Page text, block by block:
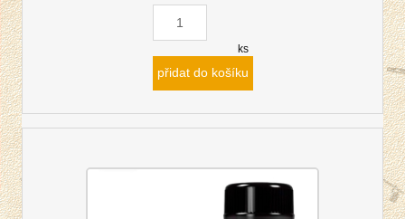
ks
přidat do košíku